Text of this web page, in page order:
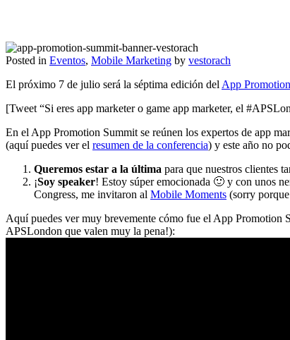
Posted in Eventos, Mobile Marketing by vestorach
El próximo 7 de julio será la séptima edición del App
[Tweet “Si eres app marketer o game app marketer, el
En el App Promotion Summit se reúnen los expertos de app
(aquí puedes ver el resumen de la conferencia) y este año no
Queremos estar a la última para que nuestros clientes
¡Soy speaker! Estoy súper emocionada 🙂 y con unos
Congress, me invitaron al Mobile Moments (sorry
Aquí puedes ver muy brevemente cómo fue el App Promotion
APSLondon que valen muy la pena!):